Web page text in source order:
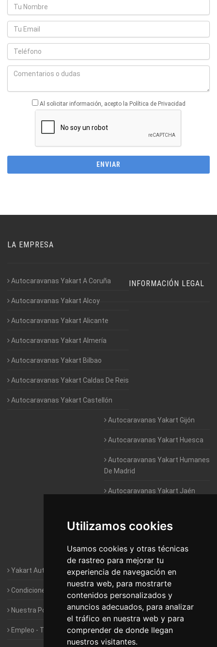
Utilizamos cookies
Usamos cookies y otras técnicas
de rastreo para mejorar tu
experiencia de navegación en
nuestra web, para mostrarte
contenidos personalizados y
anuncios adecuados, para analizar
el tráfico en nuestra web y para
comprender de donde llegan
nuestros visitantes.
Al solicitar información, acepto la Política de Privacidad
LA EMPRESA
Autocaravanas Yakart A Coruña
Autocaravanas Yakart Alcoy
Autocaravanas Yakart Alicante
Autocaravanas Yakart Almería
Autocaravanas Yakart Bilbao
Autocaravanas Yakart Caldas De Reis
Autocaravanas Yakart Castellón
Autocaravanas Yakart Gijón
Autocaravanas Yakart Huesca
Autocaravanas Yakart Humanes
De Madrid
Autocaravanas Yakart Jaén
Autocaravanas Yakart Valencia
Autocaravanas Yakart Vitoria
INFORMACIÓN LEGAL
Yakart Autocaravanas · La empresa
Condiciones de Alquiler de Yakart
Nuestra Política de Privacidad
Empleo - Trabaja con nosotros